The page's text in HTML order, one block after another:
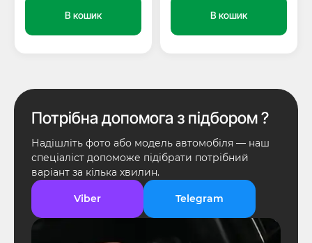
В кошик В кошик
Потрібна допомога з підбором ?
Надішліть фото або модель автомобіля — наш
спеціаліст допоможе підібрати потрібний
варіант за кілька хвилин.
Viber Telegram